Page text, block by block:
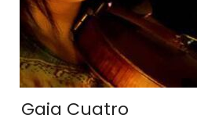
Gaia Cuatro